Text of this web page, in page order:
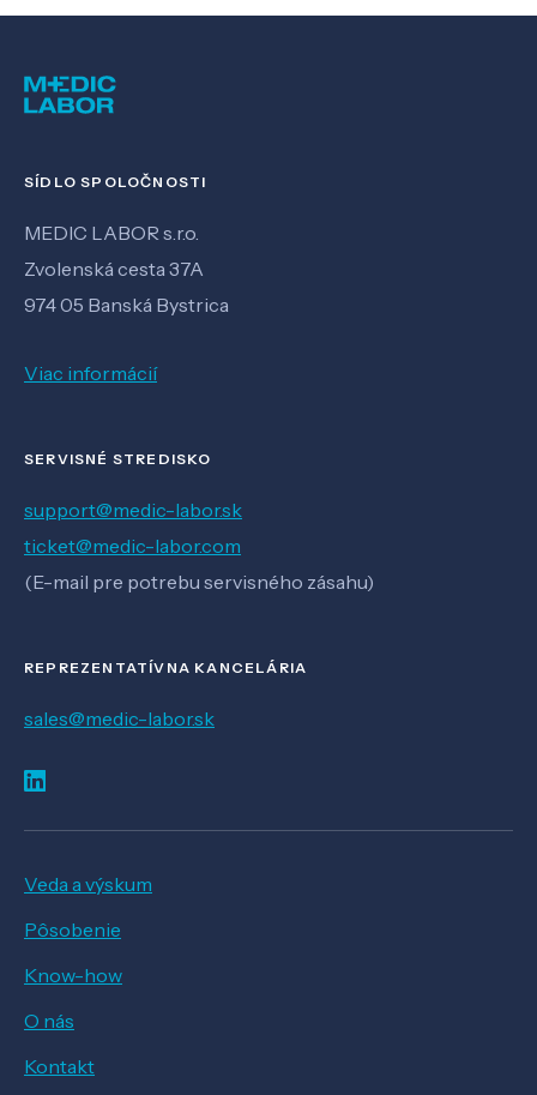
SÍDLO SPOLOČNOSTI
MEDIC LABOR s.r.o.
Zvolenská cesta 37A
974 05 Banská Bystrica
Viac informácií
SERVISNÉ STREDISKO
support@medic-labor.sk
ticket@medic-labor.com
(E-mail pre potrebu servisného zásahu)
REPREZENTATÍVNA KANCELÁRIA
sales@medic-labor.sk
Veda a výskum
Pôsobenie
Know-how
O nás
Kontakt